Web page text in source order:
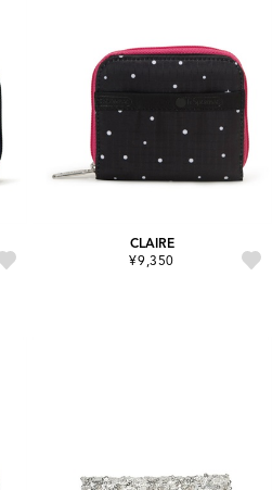
CLAIRE
¥9,350